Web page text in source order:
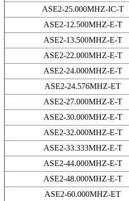
ASE2-25.000MHZ-IC-T
ASE2-12.500MHZ-E-T
ASE2-13.500MHZ-E-T
ASE2-22.000MHZ-E-T
ASE2-24.000MHZ-E-T
ASE2-24.576MHZ-ET
ASE2-27.000MHZ-E-T
ASE2-30.000MHZ-E-T
ASE2-32.000MHZ-E-T
ASE2-33.333MHZ-E-T
ASE2-44.000MHZ-E-T
ASE2-48.000MHZ-E-T
ASE2-60.000MHZ-ET